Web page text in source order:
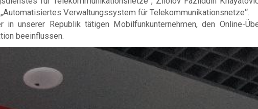
Verwaltungssystem für Telekommunikationsnetze“.
Republik tätigen Mobilfunkunternehmen, den Online-
beeinflussen.